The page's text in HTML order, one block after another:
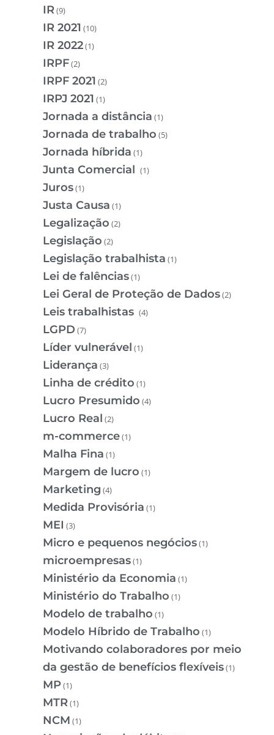
IR(9)
IR 2021 (10)
IR 2022(1)
IRPF(2)
IRPF 2021 (2)
IRPJ 2021 (1)
Jornada a distância (1)
Jornada de trabalho (5)
Jornada híbrida (1)
Junta Comercial (1)
Juros(1)
Justa Causa (1)
Legalização (2)
Legislação (2)
Legislação trabalhista (1)
Lei de falências(1)
Lei Geral de Proteção de Dados(2)
Leis trabalhistas (4)
LGPD (7)
Líder vulnerável (1)
Liderança (3)
Linha de crédito (1)
Lucro Presumido (4)
Lucro Real (2)
m-commerce(1)
Malha Fina (1)
Margem de lucro (1)
Marketing (4)
Medida Provisória (1)
MEI (3)
Micro e pequenos negócios(1)
microempresas(1)
Ministério da Economia (1)
Ministério do Trabalho (1)
Modelo de trabalho (1)
Modelo Híbrido de Trabalho (1)
Motivando colaboradores por meio
da gestão de benefícios flexíveis(1)
MP(1)
MTR(1)
NCM (1)